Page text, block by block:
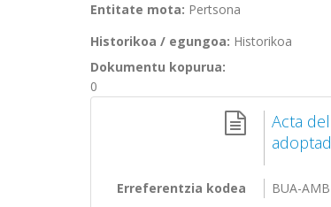
Entitate mota: Pertsona
Historikoa / egungoa: Historikoa
Dokumentu kopurua:
0
Acta
Erreferentzia kodea
BUA-